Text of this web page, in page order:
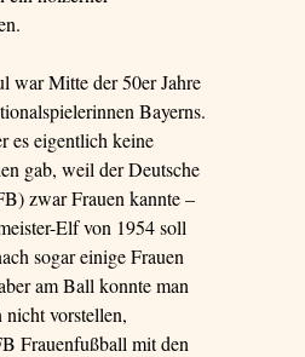
war Mitte der 50er Jahre
Bayerns.
es eigentlich keine
gab, weil der Deutsche
zwar Frauen kannte –
Elf von 1954 soll
sogar einige Frauen
am Ball konnte man
nicht vorstellen,
Frauenfußball mit den